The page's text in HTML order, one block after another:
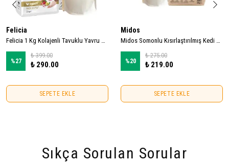
Felicia
Felicia 1 Kg Kolajenli Tavuklu Yavru Kedi Maması (Açık Mama)
%27
₺ 399.00
₺ 290.00
SEPETE EKLE
Midos
Midos Somonlu Kısırlaştırılmış Kedi Maması 1kg (Açık Mama)
%20
₺ 275.00
₺ 219.00
SEPETE EKLE
Sıkça Sorulan Sorular